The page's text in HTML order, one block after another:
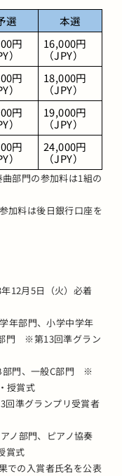
選
本選
円
）
16,000円
（JPY）
円
）
18,000円
（JPY）
円
）
19,000円
（JPY）
円
）
24,000円
（JPY）
部門の参加料は1組の
加料は後日銀行口座を
12月5日（火）必着
年部門、小学中学年
門 ※第13回準グラン
部門、一般C部門 ※
授賞式
準グランプリ受賞者
ノ部門、ピアノ協奏
賞式
での入賞者氏名を公表